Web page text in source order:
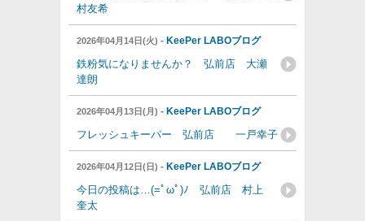
村友希
2026年04月14日(火) - KeePer LABOブログ
鉄粉気になりませんか？ 弘前店 大瀬
達朗
2026年04月13日(月) - KeePer LABOブログ
フレッシュキーパー 弘前店 一戸幸子
2026年04月12日(日) - KeePer LABOブログ
今日の投稿は…(=ﾟωﾟ)ﾉ 弘前店 村上
奎太